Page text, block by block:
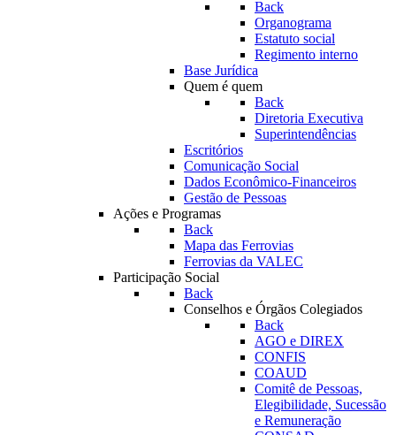
Back
Organograma
Estatuto social
Regimento interno
Base Jurídica
Quem é quem
Back
Diretoria Executiva
Superintendências
Escritórios
Comunicação Social
Dados Econômico-Financeiros
Gestão de Pessoas
Ações e Programas
Back
Mapa das Ferrovias
Ferrovias da VALEC
Participação Social
Back
Conselhos e Órgãos Colegiados
Back
AGO e DIREX
CONFIS
COAUD
Comitê de Pessoas,
Elegibilidade, Sucessão
e Remuneração